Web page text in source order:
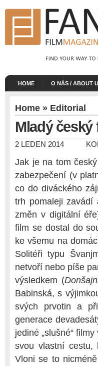
HOME O NÁS / ABOUT
Home » Editorial
Mladý český
2 LEDEN 2014
Jak je na tom
zabezpečení (v
co do diváckého
trh pomaleji zavádí
změn v digitální
film se dostal do
ke všemu na
Solitéři typu
netvoří nebo píše
výsledkem (
Babinská, s
svých prvotin a
generace
jediné „slušné“
svou vlastní cestu,
Vloni se to